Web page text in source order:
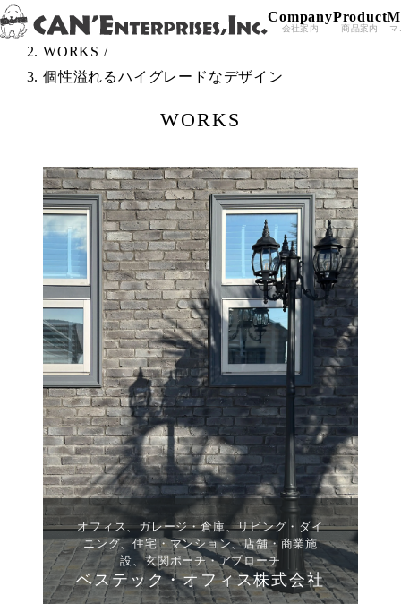
Skip to content
Company
会社案内
Product
商品案内 マ
TOP /
WORKS /
個性溢れるハイグレードなデザイン
WORKS
オフィス、ガレージ・倉庫、リビング・ダイ
ニング、住宅・マンション、店舗・商業施
設、玄関ポーチ・アプローチ
ベステック・オフィス株式会社